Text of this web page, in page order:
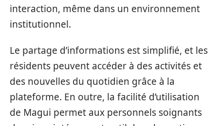
interaction, même dans un environnement
institutionnel.
Le partage d’informations est simplifié, et les
résidents peuvent accéder à des activités et
des nouvelles du quotidien grâce à la
plateforme. En outre, la facilité d’utilisation
de Magui permet aux personnels soignants